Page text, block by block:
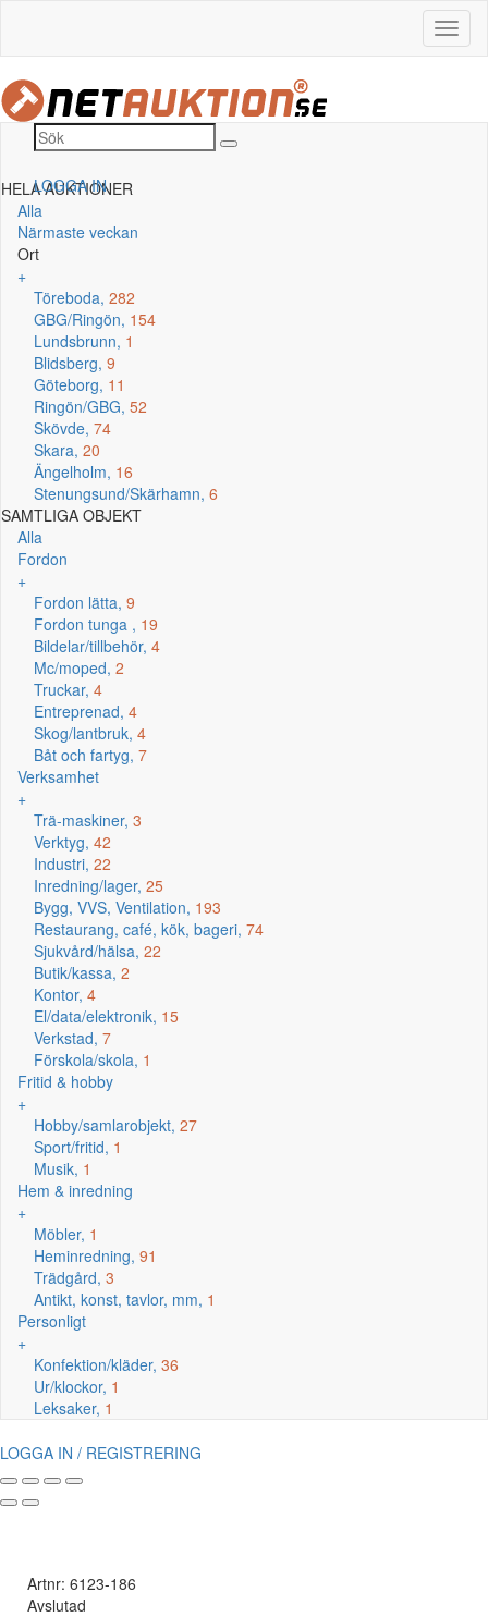
LOGGA IN
HELA AUKTIONER
Alla
Närmaste veckan
Ort
+
Töreboda, 282
GBG/Ringön, 154
Lundsbrunn, 1
Blidsberg, 9
Göteborg, 11
Ringön/GBG, 52
Skövde, 74
Skara, 20
Ängelholm, 16
Stenungsund/Skärhamn, 6
SAMTLIGA OBJEKT
Alla
Fordon
+
Fordon lätta, 9
Fordon tunga , 19
Bildelar/tillbehör, 4
Mc/moped, 2
Truckar, 4
Entreprenad, 4
Skog/lantbruk, 4
Båt och fartyg, 7
Verksamhet
+
Trä-maskiner, 3
Verktyg, 42
Industri, 22
Inredning/lager, 25
Bygg, VVS, Ventilation, 193
Restaurang, café, kök, bageri, 74
Sjukvård/hälsa, 22
Butik/kassa, 2
Kontor, 4
El/data/elektronik, 15
Verkstad, 7
Förskola/skola, 1
Fritid & hobby
+
Hobby/samlarobjekt, 27
Sport/fritid, 1
Musik, 1
Hem & inredning
+
Möbler, 1
Heminredning, 91
Trädgård, 3
Antikt, konst, tavlor, mm, 1
Personligt
+
Konfektion/kläder, 36
Ur/klockor, 1
Leksaker, 1
LOGGA IN / REGISTRERING
Artnr: 6123-186
Avslutad